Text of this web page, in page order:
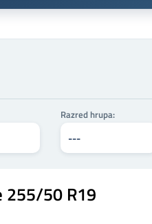
Razred hrupa:
255/50 R19